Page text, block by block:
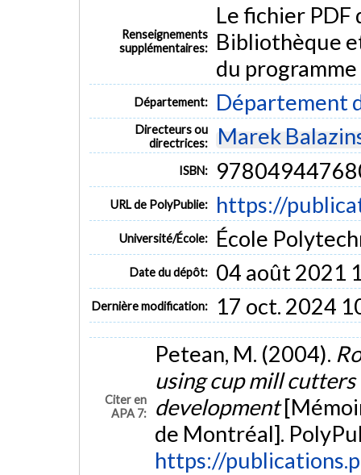
Renseignements
supplémentaires:
Le fichier
Bibliothèque
du programme
Département: Département
Directeurs ou
directrices:
Marek
ISBN:
URL de PolyPublie: https://
Université/École: École
Date du dépôt: 04 août 2021
Dernière modification: 17 oct. 2024
Citer en
APA 7:
Petean, M. (2004).
using cup mill
development
de Montréal].
https://